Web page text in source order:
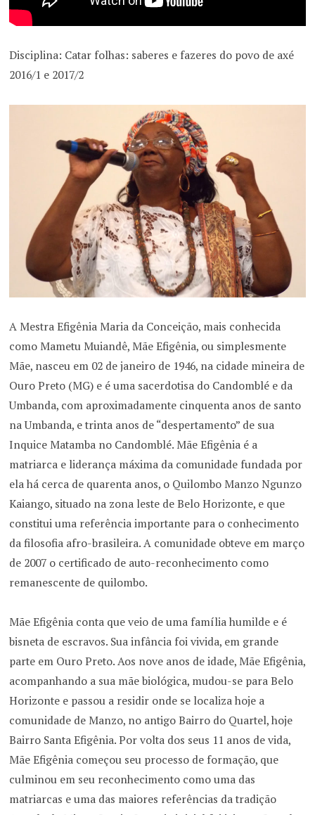
Disciplina: Catar folhas: saberes e fazeres do povo de axé
2016/1 e 2017/2
A Mestra Efigênia Maria da Conceição, mais conhecida
como Mametu Muiandê, Mãe Efigênia, ou simplesmente
Mãe, nasceu em 02 de janeiro de 1946, na cidade mineira de
Ouro Preto (MG) e é uma sacerdotisa do Candomblé e da
Umbanda, com aproximadamente cinquenta anos de santo
na Umbanda, e trinta anos de “despertamento” de sua
Inquice Matamba no Candomblé. Mãe Efigênia é a
matriarca e liderança máxima da comunidade fundada por
ela há cerca de quarenta anos, o Quilombo Manzo Ngunzo
Kaiango, situado na zona leste de Belo Horizonte, e que
constitui uma referência importante para o conhecimento
da filosofia afro-brasileira. A comunidade obteve em março
de 2007 o certificado de auto-reconhecimento como
remanescente de quilombo.
Mãe Efigênia conta que veio de uma família humilde e é
bisneta de escravos. Sua infância foi vivida, em grande
parte em Ouro Preto. Aos nove anos de idade, Mãe Efigênia,
acompanhando a sua mãe biológica, mudou-se para Belo
Horizonte e passou a residir onde se localiza hoje a
comunidade de Manzo, no antigo Bairro do Quartel, hoje
Bairro Santa Efigênia. Por volta dos seus 11 anos de vida,
Mãe Efigênia começou seu processo de formação, que
culminou em seu reconhecimento como uma das
matriarcas e uma das maiores referências da tradição